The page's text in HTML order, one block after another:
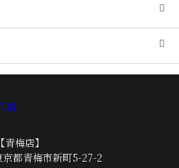
【青梅店】
京都青梅市新町5-27-2